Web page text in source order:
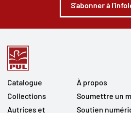
S'abonner à
Catalogue
Collections
Autrices et
À propos
Soumettre un
Soutien